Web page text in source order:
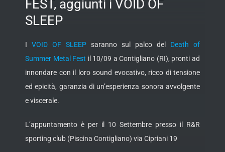
FEST, aggiunti i VOID OF
SLEEP
I VOID OF SLEEP saranno sul palco del Death of
Summer Metal Fest il 10/09 a Contigliano (RI), pronti ad
innondare con il loro sound evocativo, ricco di tensione
ed epicità, garanzia di un’esperienza sonora avvolgente
e viscerale.
L’appuntamento è per il 10 Settembre presso il R&R
sporting club (Piscina Contigliano) via Cipriani 19